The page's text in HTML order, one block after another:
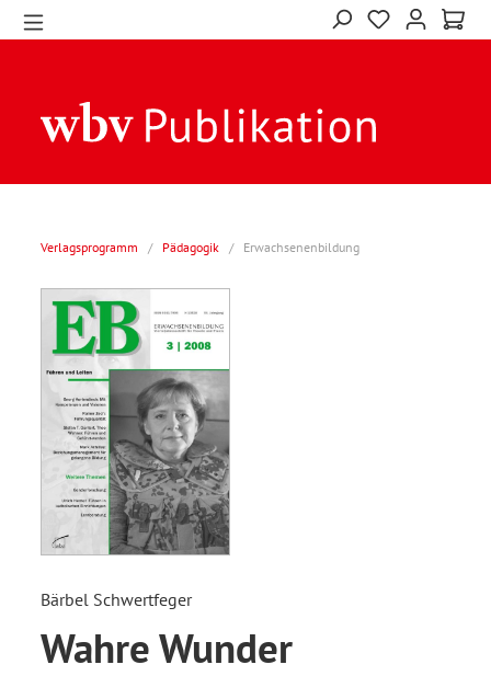
Verlagsprogramm / Pädagogik / Erwachsenenbildung
Bärbel Schwertfeger
Wahre Wunder